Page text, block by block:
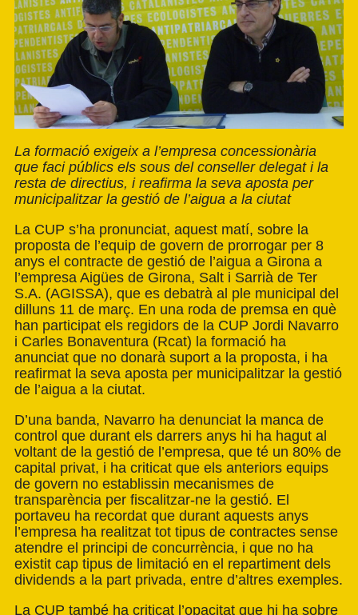
La formació exigeix a l’empresa concessionària
que faci públics els sous del conseller delegat i la
resta de directius, i reafirma la seva aposta per
municipalitzar la gestió de l’aigua a la ciutat
La CUP s’ha pronunciat, aquest matí, sobre la
proposta de l’equip de govern de prorrogar per 8
anys el contracte de gestió de l’aigua a Girona a
l’empresa Aigües de Girona, Salt i Sarrià de Ter
S.A. (AGISSA), que es debatrà al ple municipal del
dilluns 11 de març. En una roda de premsa en què
han participat els regidors de la CUP Jordi Navarro
i Carles Bonaventura (Rcat) la formació ha
anunciat que no donarà suport a la proposta, i ha
reafirmat la seva aposta per municipalitzar la gestió
de l’aigua a la ciutat.
D’una banda, Navarro ha denunciat la manca de
control que durant els darrers anys hi ha hagut al
voltant de la gestió de l’empresa, que té un 80% de
capital privat, i ha criticat que els anteriors equips
de govern no establissin mecanismes de
transparència per fiscalitzar-ne la gestió. El
portaveu ha recordat que durant aquests anys
l’empresa ha realitzat tot tipus de contractes sense
atendre el principi de concurrència, i que no ha
existit cap tipus de limitació en el repartiment dels
dividends a la part privada, entre d’altres exemples.
La CUP també ha criticat l’opacitat que hi ha sobre